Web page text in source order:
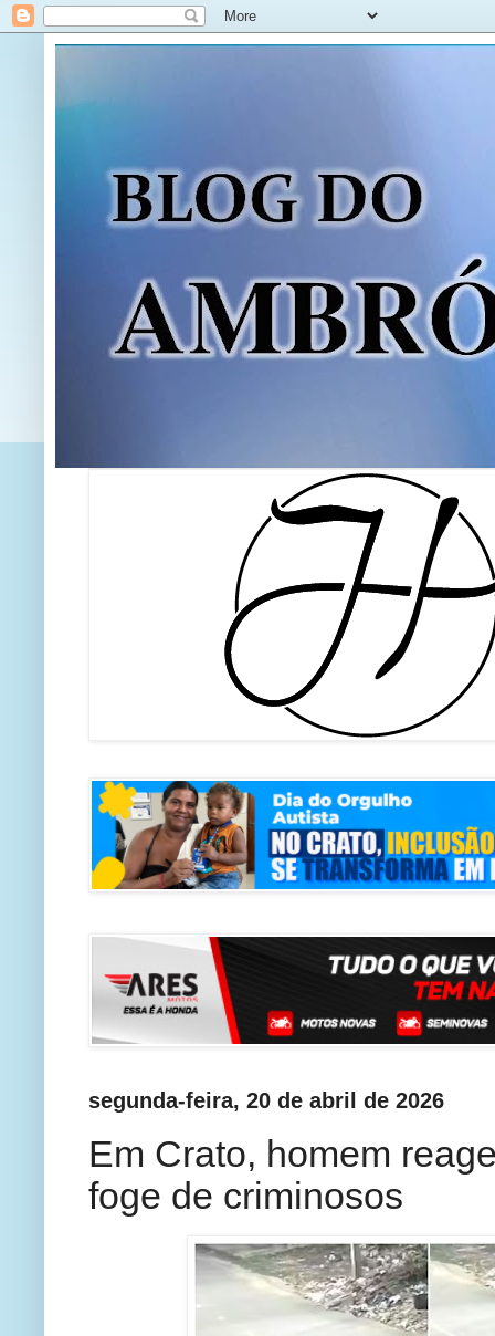
segunda-feira, 20 de abril de 2026
Em Crato, homem
foge de criminosos